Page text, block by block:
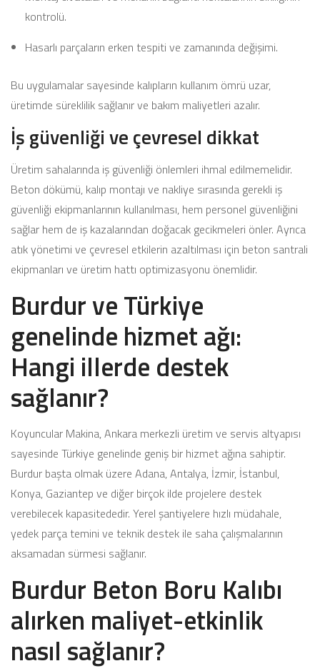
kontrolü.
Hasarlı parçaların erken tespiti ve zamanında değişimi.
Bu uygulamalar sayesinde kalıpların kullanım ömrü uzar,
üretimde süreklilik sağlanır ve bakım maliyetleri azalır.
İş güvenliği ve çevresel dikkat
Üretim sahalarında iş güvenliği önlemleri ihmal edilmemelidir.
Beton dökümü, kalıp montajı ve nakliye sırasında gerekli iş
güvenliği ekipmanlarının kullanılması, hem personel güvenliğini
sağlar hem de iş kazalarından doğacak gecikmeleri önler. Ayrıca
atık yönetimi ve çevresel etkilerin azaltılması için beton santrali
ekipmanları ve üretim hattı optimizasyonu önemlidir.
Burdur ve Türkiye
genelinde hizmet ağı:
Hangi illerde destek
sağlanır?
Koyuncular Makina, Ankara merkezli üretim ve servis altyapısı
sayesinde Türkiye genelinde geniş bir hizmet ağına sahiptir.
Burdur başta olmak üzere Adana, Antalya, İzmir, İstanbul,
Konya, Gaziantep ve diğer birçok ilde projelere destek
verebilecek kapasitededir. Yerel şantiyelere hızlı müdahale,
yedek parça temini ve teknik destek ile saha çalışmalarının
aksamadan sürmesi sağlanır.
Burdur Beton Boru Kalıbı
alırken maliyet-etkinlik
nasıl sağlanır?